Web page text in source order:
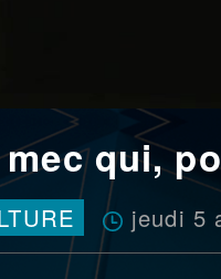
mec qui,
jeudi 5